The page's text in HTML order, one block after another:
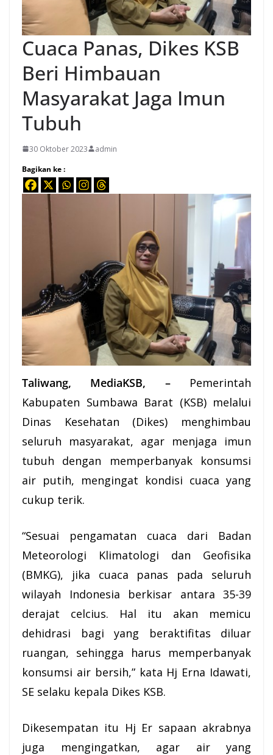
Cuaca Panas, Dikes KSB
Beri Himbauan
Masyarakat Jaga Imun
Tubuh
30 Oktober 2023
admin
Bagikan ke :
Taliwang, MediaKSB, –Pemerintah
Kabupaten Sumbawa Barat (KSB) melalui
Dinas Kesehatan (Dikes) menghimbau
seluruh masyarakat, agar menjaga imun
tubuh dengan memperbanyak konsumsi
air putih, mengingat kondisi cuaca yang
cukup terik.
“Sesuai pengamatan cuaca dari Badan
Meteorologi Klimatologi dan Geofisika
(BMKG), jika cuaca panas pada seluruh
wilayah Indonesia berkisar antara 35-39
derajat celcius. Hal itu akan memicu
dehidrasi bagi yang beraktifitas diluar
ruangan, sehingga harus memperbanyak
konsumsi air bersih,” kata Hj Erna Idawati,
SE selaku kepala Dikes KSB.
Dikesempatan itu Hj Er sapaan akrabnya
juga mengingatkan, agar air yang